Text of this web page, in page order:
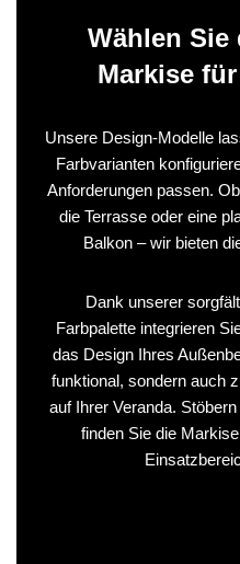
Wählen Sie
Markise
Unsere Design-Modelle
Farbvarianten
Anforderungen passen.
die Terrasse oder eine
Balkon – wir bieten
Dank unserer
Farbpalette integrieren
das Design Ihres
funktional, sondern auch
auf Ihrer Veranda.
finden Sie die